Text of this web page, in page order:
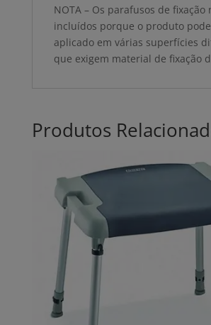
NOTA – Os parafusos de fixação
incluídos porque o produto
aplicado em várias superfícies
que exigem material de fixação
Produtos